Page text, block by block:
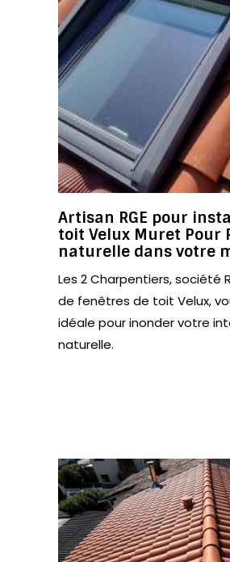
Artisan RGE pour
toit Velux Muret Pour
naturelle dans votre
Les 2 Charpentiers, société
de fenêtres de toit Velux,
idéale pour inonder votre
naturelle.